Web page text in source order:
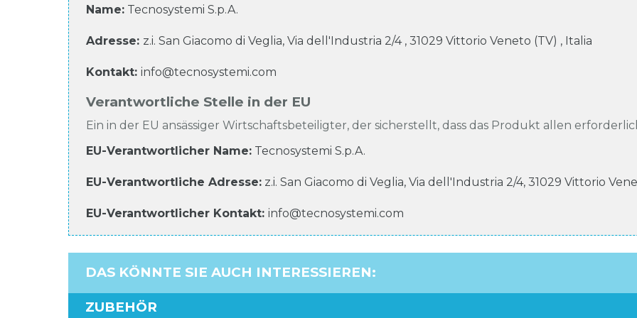
Name: Tecnosystemi S.p.A.
Adresse: z.i. San Giacomo di Veglia, Via dell'Industria 2/4, 31029 Vittorio Veneto (TV) , Italia
Kontakt: info@tecnosystemi.com
Verantwortliche Stelle in der EU
Ein in der EU ansässiger Wirtschaftsbeteiligter, der sicherstellt, dass das Produkt allen
EU-Verantwortlicher Name: Tecnosystemi S.p.A.
EU-Verantwortliche Adresse: z.i. San Giacomo di Veglia, Via dell'Industria 2/4, 31029 Vittorio
EU-Verantwortlicher Kontakt: info@tecnosystemi.com
DAS KÖNNTE SIE AUCH INTERESSIEREN:
ZUBEHÖR